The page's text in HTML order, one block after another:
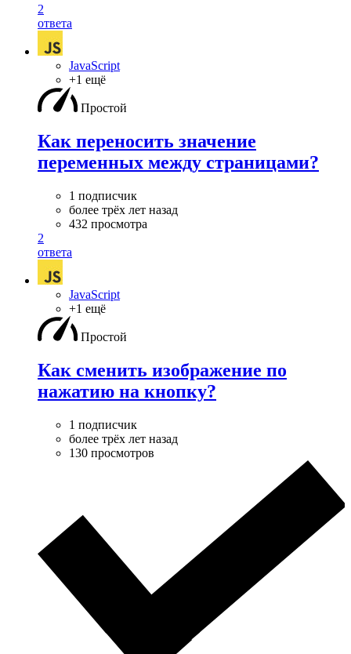
2
ответа
JavaScript
+1 ещё
Простой
Как переносить значение
переменных между страницами?
1 подписчик
более трёх лет назад
432 просмотра
2
ответа
JavaScript
+1 ещё
Простой
Как сменить изображение по
нажатию на кнопку?
1 подписчик
более трёх лет назад
130 просмотров